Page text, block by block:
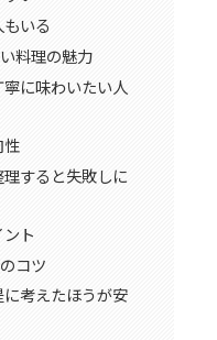
いる
料理の魅力
に味わいたい人
性
すると失敗しに
ト
コツ
考えたほうが安